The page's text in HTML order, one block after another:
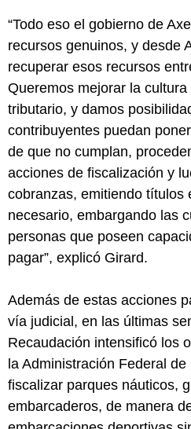
“Todo eso el gobierno de
recursos genuinos, y desde
recuperar esos recursos
Queremos mejorar la
tributario, y damos
contribuyentes puedan
de que no cumplan,
acciones de fiscalización y
cobranzas, emitiendo títulos
necesario, embargando las
personas que poseen
pagar”, explicó Girard.
Además de estas acciones
vía judicial, en las últimas
Recaudación intensificó los
la Administración Federal
fiscalizar parques náuticos,
embarcaderos, de manera